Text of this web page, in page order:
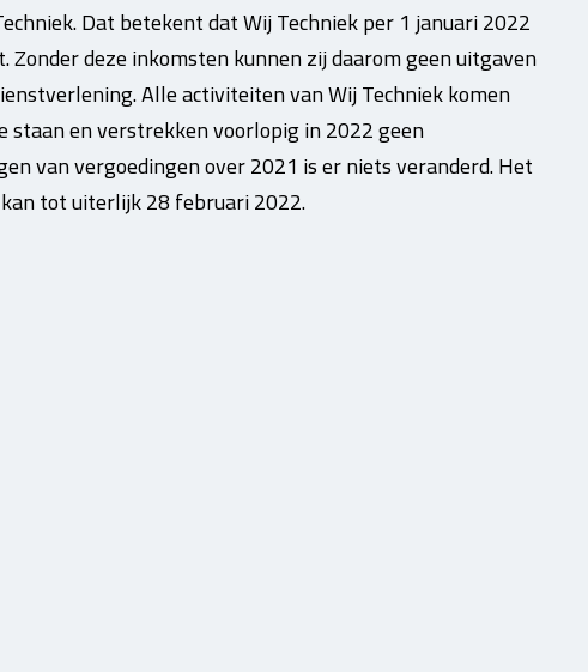
Dat betekent dat Wij Techniek per 1 januari 2022
deze inkomsten kunnen zij daarom geen uitgaven
Alle activiteiten van Wij Techniek komen
en verstrekken voorlopig in 2022 geen
van vergoedingen over 2021 is er niets veranderd. Het
tot uiterlijk 28 februari 2022.